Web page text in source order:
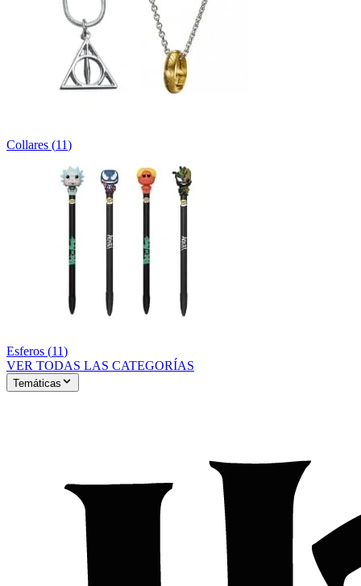
Collares (11)
Esferos (11)
VER TODAS LAS CATEGORÍAS
Temáticas